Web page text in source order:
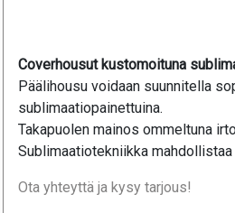
Coverhousut kustomoituna
Päälihousu voidaan suunnitella
sublimaatiopainettuina.
Takapuolen mainos ommeltuna
Sublimaatiotekniikka
Ota yhteyttä ja kysy tarjous!